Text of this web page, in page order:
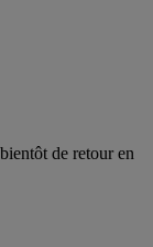
de retour en